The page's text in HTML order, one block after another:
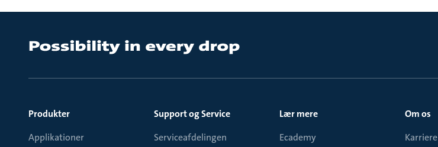
Produkter
Applikationer
Support og Service
Serviceafdelingen
Lær mere
Ecademy
Om os
Karriere